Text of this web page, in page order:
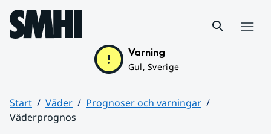
Hoppa till sidans innehåll
Varning
Gul, Sverige
Start Väder
Prognoser och varningar
Väderprognos